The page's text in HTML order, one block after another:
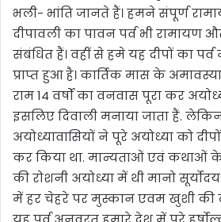
भली- भांति जानते हैं। हमने संपूर्ण
दीपावली का पावन पर्व भी रामायण
संबंधित हैं। वहीं से हमे यह दीपों का
प्राप्त हुआ है। कार्तिक मास के अमावस्या
राम 14 वर्षों का वनवास पूरा कर
इसलिए दिवाली मनाया जाता हैं.
अयोध्यावासियों ने पूरे अयोध्या को
कर किया था. मान्यताओं एवं कथाओं
की रोशनी अयोध्या में थी मानो
में हर चेहरे पर मुस्कान एवम खुशी की